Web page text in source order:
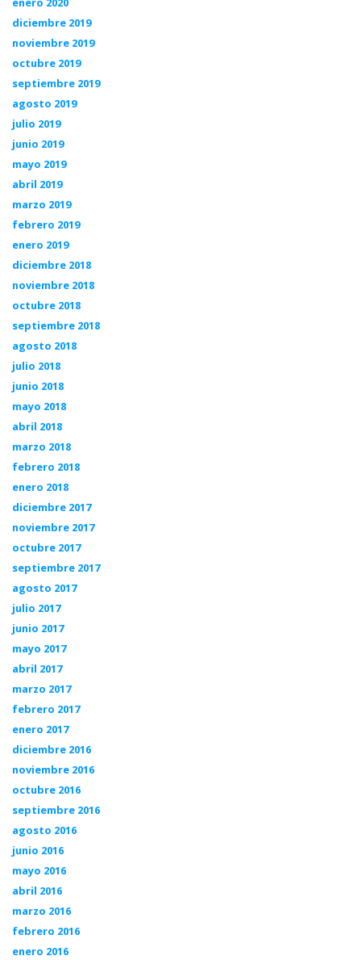
diciembre 2019
noviembre 2019
octubre 2019
septiembre 2019
agosto 2019
julio 2019
junio 2019
mayo 2019
abril 2019
marzo 2019
febrero 2019
enero 2019
diciembre 2018
noviembre 2018
octubre 2018
septiembre 2018
agosto 2018
julio 2018
junio 2018
mayo 2018
abril 2018
marzo 2018
febrero 2018
enero 2018
diciembre 2017
noviembre 2017
octubre 2017
septiembre 2017
agosto 2017
julio 2017
junio 2017
mayo 2017
abril 2017
marzo 2017
febrero 2017
enero 2017
diciembre 2016
noviembre 2016
octubre 2016
septiembre 2016
agosto 2016
junio 2016
mayo 2016
abril 2016
marzo 2016
febrero 2016
enero 2016